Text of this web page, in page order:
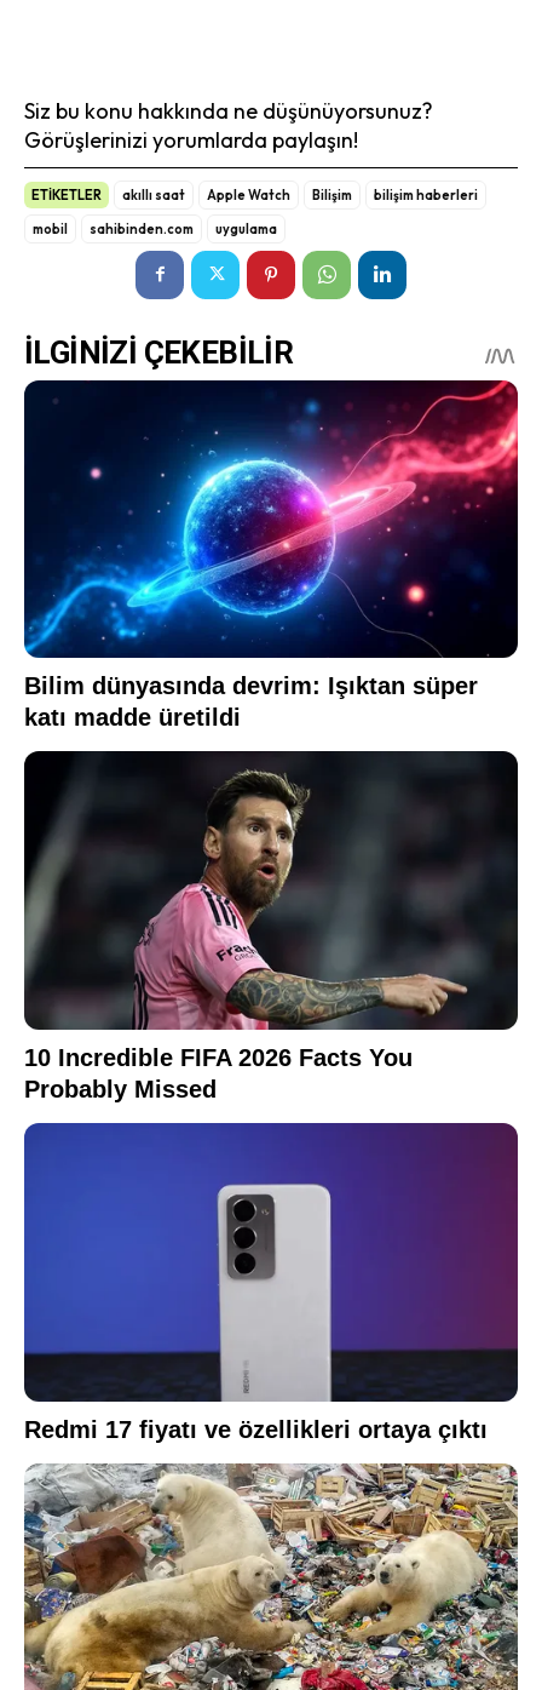
Siz bu konu hakkında ne düşünüyorsunuz?
Görüşlerinizi yorumlarda paylaşın!
ETİKETLER akıllı saat Apple Watch Bilişim
bilişim haberleri
mobil
sahibinden.com uygulama